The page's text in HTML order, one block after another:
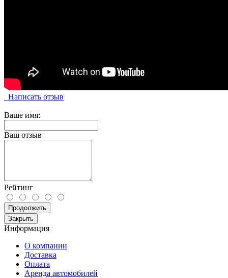
Написать отзыв
Ваше имя:
Ваш отзыв
Рейтинг
Продолжить
Закрыть
Информация
О компании
Доставка
Оплата
Аренда автомобилей